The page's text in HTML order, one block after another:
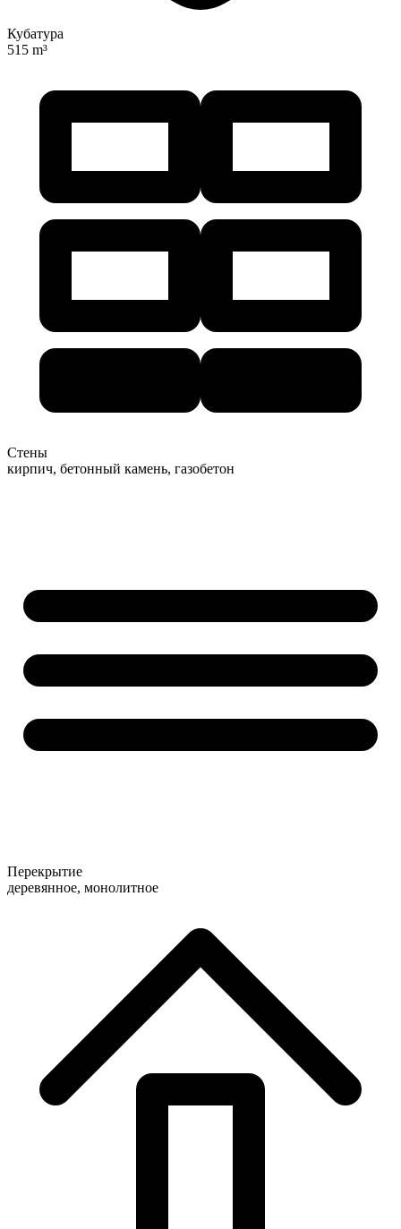
Кубатура
515 m³
Стены
кирпич, бетонный камень, газобетон
Перекрытие
деревянное, монолитное